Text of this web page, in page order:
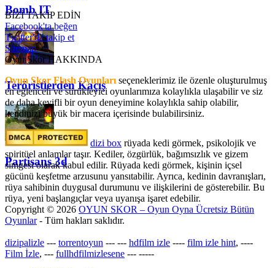
Bomb IT
Teröristlerden Kaçış
Partisans 3d
BİZİ TAKİP EDİN
Facebook'ta beğen
Twitter'da takip et
Sitemap
OyunSkor HAKKINDA
Oyun Skor Flash Oyunları seçeneklerimiz ile özenle oluşturulmuş
en eğlenceli ve sürükleyici oyunlarımıza kolaylıkla ulaşabilir ve siz
de daha keyifli bir oyun deneyimine kolaylıkla sahip olabilir,
kendinizi büyük bir macera içerisinde bulabilirsiniz.
dizi box rüyada kedi görmek​, psikolojik ve
spiritüel anlamlar taşır. Kediler, özgürlük, bağımsızlık ve gizem
simgesi olarak kabul edilir. Rüyada kedi görmek, kişinin içsel
gücünü keşfetme arzusunu yansıtabilir. Ayrıca, kedinin davranışları,
rüya sahibinin duygusal durumunu ve ilişkilerini de gösterebilir. Bu
rüya, yeni başlangıçlar veya uyanışa işaret edebilir.
Copyright © 2026 OYUN SKOR – Oyun Oyna Ücretsiz Bütün
Oyunlar- Tüm hakları saklıdır.
dizipalizle --- torrentoyun --- --- hdfilm izle ---- film izle hint, ----
Film İzle, --- fullhdfilmizlesene --- -----